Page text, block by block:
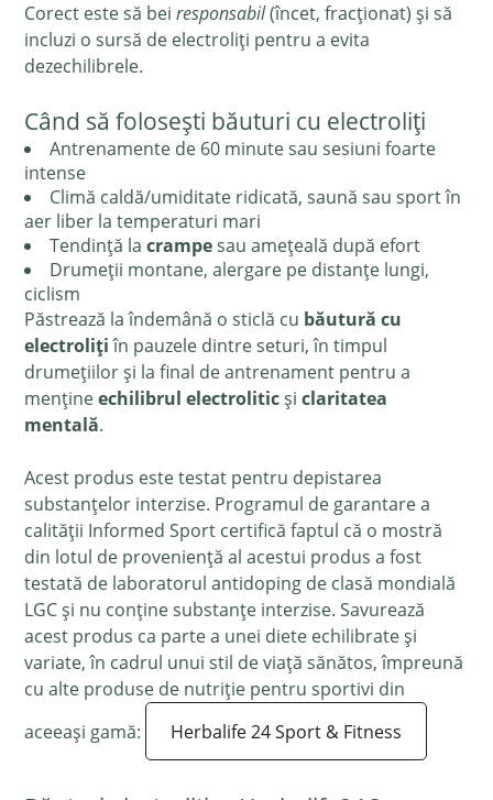
Corect este să beiresponsabil(încet, fracționat) și să
incluzi o sursă de electroliți pentru a evita
dezechilibrele.
Când să folosești băuturi cu electroliți
Antrenamente de 60 minute sau sesiuni foarte
intense
Climă caldă/umiditate ridicată, saună sau sport în
aer liber la temperaturi mari
Tendință lacrampesau amețeală după efort
Drumeții montane, alergare pe distanțe lungi,
ciclism
Păstrează la îndemână o sticlă cu băutură cu
electrolițiîn pauzele dintre seturi, în timpul
drumețiilor și la final de antrenament pentru a
mențineechilibrul electroliticșiclaritatea
mentală.
Acest produs este testat pentru depistarea
substanțelor interzise. Programul de garantare a
calității Informed Sport certifică faptul că o mostră
din lotul de proveniență al acestui produs a fost
testată de laboratorul antidoping de clasă mondială
LGC și nu conține substanțe interzise. Savurează
acest produs ca parte a unei diete echilibrate și
variate, în cadrul unui stil de viață sănătos, împreună
cu alte produse de nutriție pentru sportivi din
aceeași gamă:
Herbalife 24 Sport & Fitness